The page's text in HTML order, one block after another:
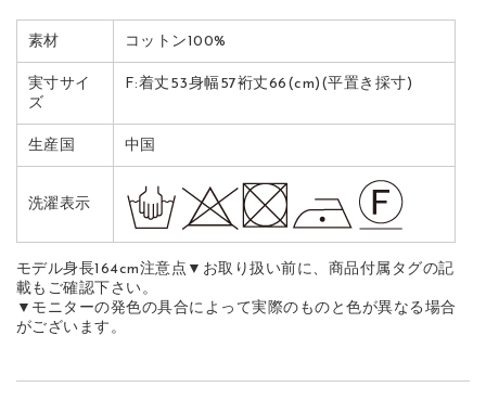
素材 コットン100%
実寸サイ
ズ
F:着丈53身幅57裄丈66(cm)(平置き採寸)
生産国 中国
洗濯表示
モデル身長164cm注意点▼お取り扱い前に、商品付属タグの記
載もご確認下さい。
▼モニターの発色の具合によって実際のものと色が異なる場合
がございます。